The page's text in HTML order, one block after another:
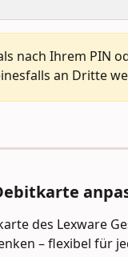
nach Ihrem PIN
an Dritte
des Lexware
– flexibel für